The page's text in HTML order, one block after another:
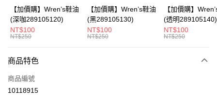
全盈+PAY
ATM付款
宅配
每筆NT$80，滿NT$990(含以上)免運費
付款後門市自取
【加價購】Wren’s鞋油
(深咖289105120)
NT$100
NT$250
【加價購】Wren’s鞋油
(黑289105130)
NT$100
NT$250
【加價購】
(透明289105140)
NT$100
NT$250
商品特色
商品編號
10118915